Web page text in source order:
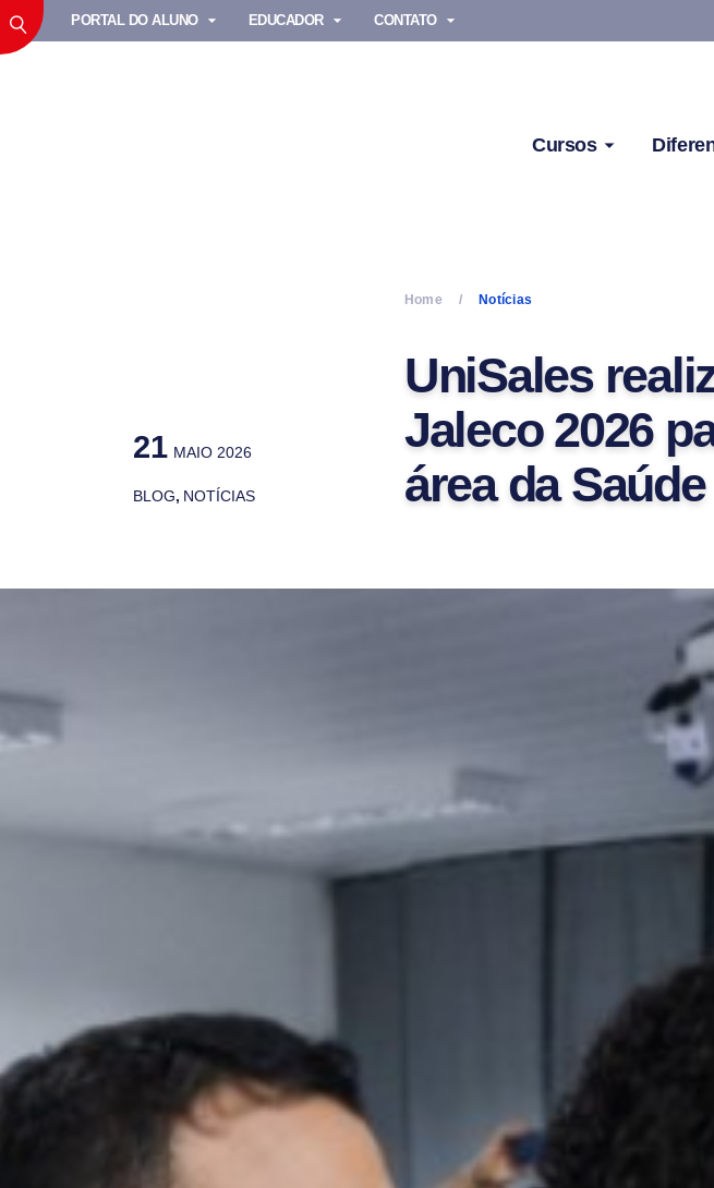
PORTAL DO ALUNO EDUCADOR CONTATO
Cursos
21 MAIO 2026
BLOG, NOTÍCIAS
Home Notícias
UniSales
Jaleco 2026
área da Saúde